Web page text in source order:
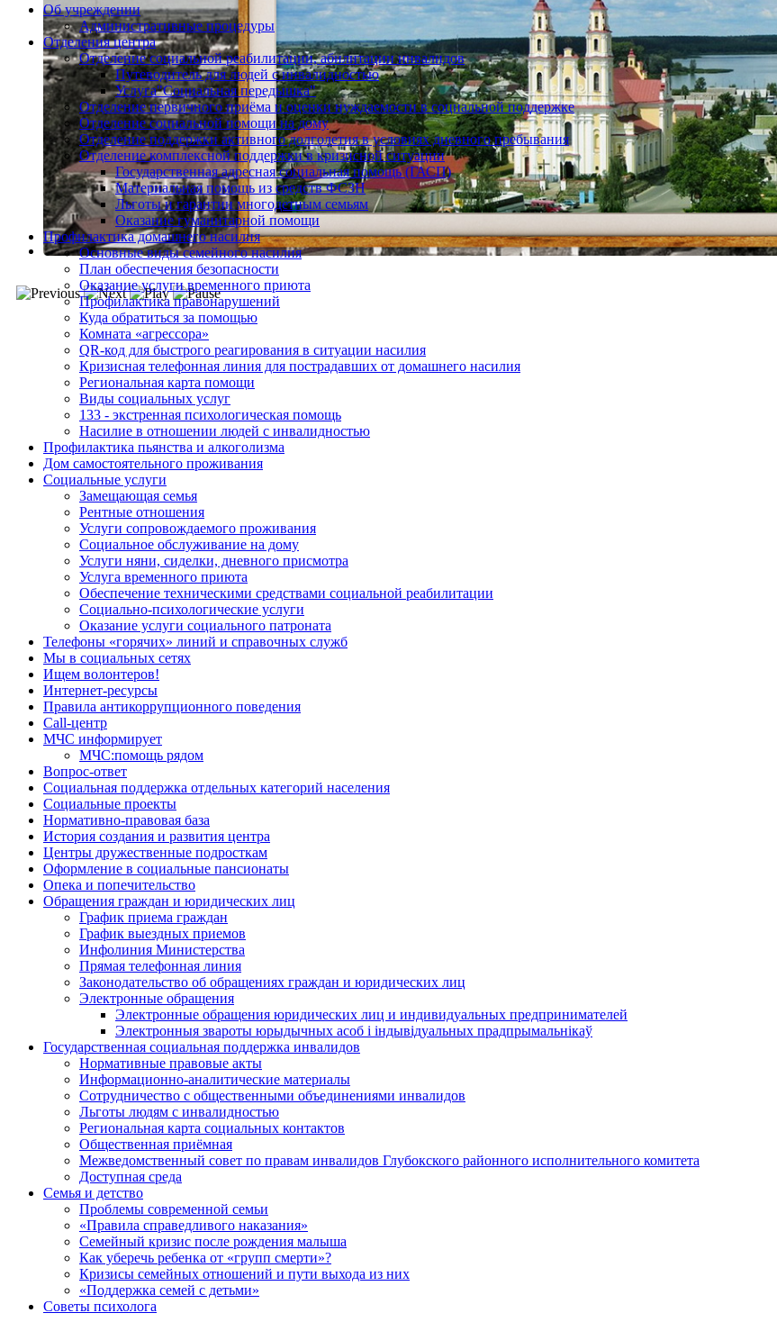
Об учреждении
Административные процедуры
Отделения центра
Отделение социальной реабилитации, абилитации инвалидов
Путеводитель для людей с инвалидностью
Услуга"Социальная передышка"
Отделение первичного приёма и оценки нуждаемости в социальной поддержке
Отделение социальной помощи на дому
Отделение поддержки активного долголетия в условиях дневного пребывания
Отделение комплексной поддержки в кризисной ситуации
Государственная адресная социальная помощь (ГАСП)
Материальная помощь из средств ФСЗН
Льготы и гарантии многодетным семьям
Оказание гуманитарной помощи
Профилактика домашнего насилия
Основные виды семейного насилия
План обеспечения безопасности
Оказание услуги временного приюта
Профилактика правонарушений
Куда обратиться за помощью
Комната «агрессора»
QR-код для быстрого реагирования в ситуации насилия
Кризисная телефонная линия для пострадавших от домашнего насилия
Региональная карта помощи
Виды социальных услуг
133 - экстренная психологическая помощь
Насилие в отношении людей с инвалидностью
Профилактика пьянства и алкоголизма
Дом самостоятельного проживания
Социальные услуги
Замещающая семья
Рентные отношения
Услуги сопровождаемого проживания
Социальное обслуживание на дому
Услуги няни, сиделки, дневного присмотра
Услуга временного приюта
Обеспечение техническими средствами социальной реабилитации
Социально-психологические услуги
Оказание услуги социального патроната
Телефоны «горячих» линий и справочных служб
Мы в социальных сетях
Ищем волонтеров!
Интернет-ресурсы
Правила антикоррупционного поведения
Call-центр
МЧС информирует
МЧС:помощь рядом
Вопрос-ответ
Социальная поддержка отдельных категорий населения
Социальные проекты
Нормативно-правовая база
История создания и развития центра
Центры дружественные подросткам
Оформление в социальные пансионаты
Опека и попечительство
Обращения граждан и юридических лиц
График приема граждан
График выездных приемов
Инфолиния Министерства
Прямая телефонная линия
Законодательство об обращениях граждан и юридических лиц
Электронные обращения
Электронные обращения юридических лиц и индивидуальных предпринимателей
Электронныя звароты юрыдычных асоб і індывідуальных прадпрымальнікаў
Государственная социальная поддержка инвалидов
Нормативные правовые акты
Информационно-аналитические материалы
Сотрудничество с общественными объединениями инвалидов
Льготы людям с инвалидностью
Региональная карта социальных контактов
Общественная приёмная
Межведомственный совет по правам инвалидов Глубокского районного исполнительного комитета
Доступная среда
Семья и детство
Проблемы современной семьи
«Правила справедливого наказания»
Семейный кризис после рождения малыша
Как уберечь ребенка от «групп смерти»?
Кризисы семейных отношений и пути выхода из них
«Поддержка семей с детьми»
Советы психолога